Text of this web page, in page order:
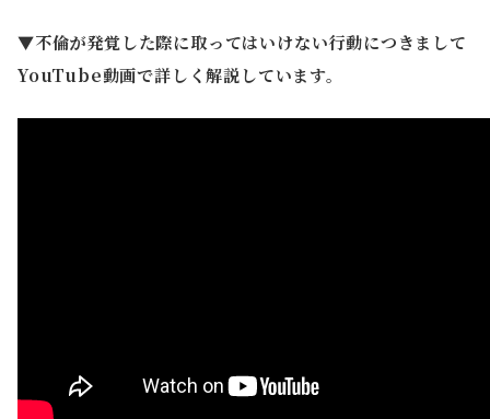
▼不倫が発覚した際に取ってはいけない行動につきまして
YouTube動画で詳しく解説しています。